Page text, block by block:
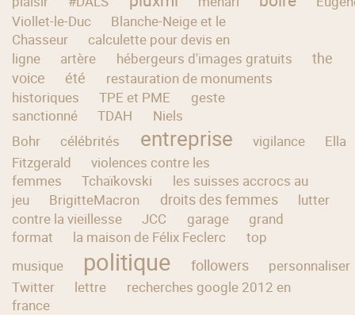
Viollet-le-Duc
Blanche-Neige et le
Chasseur
calculette pour devis en
ligne
artère hébergeurs d'images gratuits
the
voice
été
restauration de monuments
historiques
TPE et PME
geste
sanctionné
TDAH
Niels
Bohr
célébrités entreprise vigilance
Ella
Fitzgerald
violences contre les
femmes
Tchaïkovski
les suisses accrocs au
jeu
BrigitteMacron droits des femmes
lutter
contre la vieillesse
JCC garage
grand
format
la maison de Félix Feclerc
top
musique
politique followers
personnaliser
Twitter
lettre
recherches google 2012 en
france